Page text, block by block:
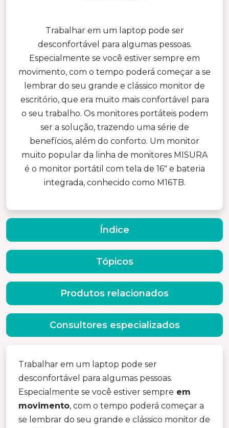
Trabalhar em um laptop pode ser
desconfortável para algumas pessoas.
Especialmente se você estiver sempre em
movimento, com o tempo poderá começar a se
lembrar do seu grande e clássico monitor de
escritório, que era muito mais confortável para
o seu trabalho. Os monitores portáteis podem
ser a solução, trazendo uma série de
benefícios, além do conforto. Um monitor
muito popular da linha de monitores MISURA
é o monitor portátil com tela de 16" e bateria
integrada, conhecido como M16TB.
Trabalhar em um laptop pode ser
desconfortável para algumas pessoas.
Especialmente se você estiver sempre em
movimento, com o tempo poderá começar a
se lembrar do seu grande e clássico monitor de
Índice
Tópicos
Produtos relacionados
Consultores especializados